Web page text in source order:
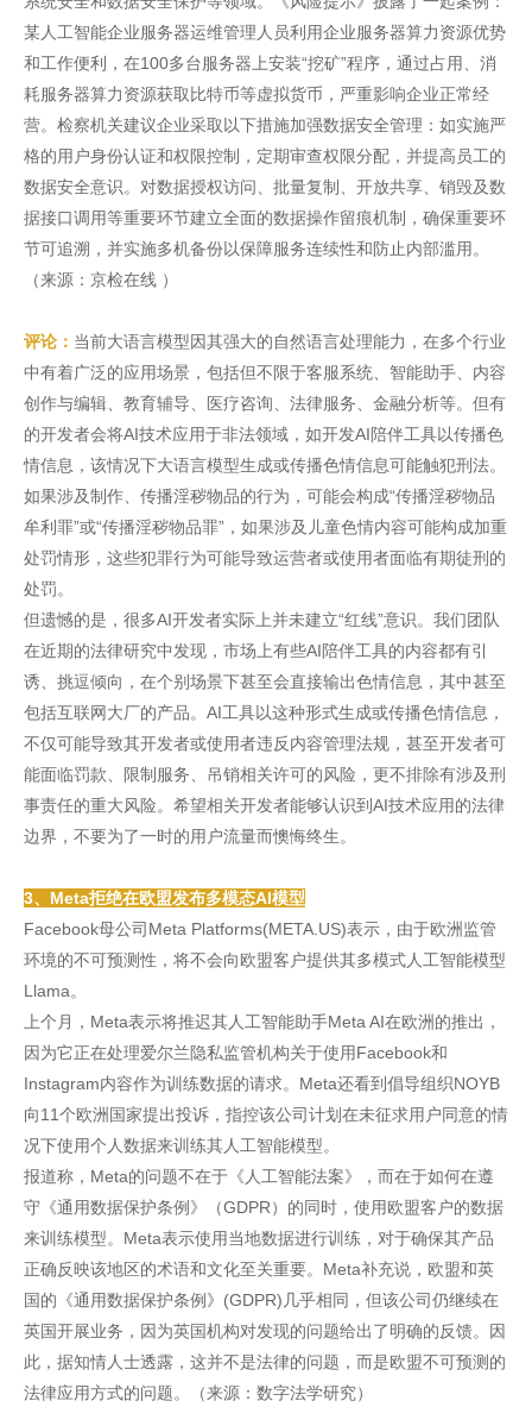
某人工智能企业服务器运维管理人员利用企业服务器算力资源优势
和工作便利，在100多台服务器上安装“挖矿”程序，通过占用、消
耗服务器算力资源获取比特币等虚拟货币，严重影响企业正常经
营。检察机关建议企业采取以下措施加强数据安全管理：如实施严
格的用户身份认证和权限控制，定期审查权限分配，并提高员工的
数据安全意识。对数据授权访问、批量复制、开放共享、销毁及数
据接口调用等重要环节建立全面的数据操作留痕机制，确保重要环
节可追溯，并实施多机备份以保障服务连续性和防止内部滥用。
（来源：京检在线 ）
评论： 当前大语言模型因其强大的自然语言处理能力，在多个行业
中有着广泛的应用场景，包括但不限于客服系统、智能助手、内容
创作与编辑、教育辅导、医疗咨询、法律服务、金融分析等。但有
的开发者会将AI技术应用于非法领域，如开发AI陪伴工具以传播色
情信息，该情况下大语言模型生成或传播色情信息可能触犯刑法。
如果涉及制作、传播淫秽物品的行为，可能会构成“传播淫秽物品
牟利罪”或“传播淫秽物品罪”，如果涉及儿童色情内容可能构成加重
处罚情形，这些犯罪行为可能导致运营者或使用者面临有期徒刑的
处罚。
但遗憾的是，很多AI开发者实际上并未建立“红线”意识。我们团队
在近期的法律研究中发现，市场上有些AI陪伴工具的内容都有引
诱、挑逗倾向，在个别场景下甚至会直接输出色情信息，其中甚至
包括互联网大厂的产品。AI工具以这种形式生成或传播色情信息，
不仅可能导致其开发者或使用者违反内容管理法规，甚至开发者可
能面临罚款、限制服务、吊销相关许可的风险，更不排除有涉及刑
事责任的重大风险。希望相关开发者能够认识到AI技术应用的法律
边界，不要为了一时的用户流量而懊悔终生。
3、Meta拒绝在欧盟发布多模态AI模型
Facebook母公司Meta Platforms(META.US)表示，由于欧洲监管
环境的不可预测性，将不会向欧盟客户提供其多模式人工智能模型
Llama。
上个月，Meta表示将推迟其人工智能助手Meta AI在欧洲的推出，
因为它正在处理爱尔兰隐私监管机构关于使用Facebook和
Instagram内容作为训练数据的请求。Meta还看到倡导组织NOYB
向11个欧洲国家提出投诉，指控该公司计划在未征求用户同意的情
况下使用个人数据来训练其人工智能模型。
报道称，Meta的问题不在于《人工智能法案》，而在于如何在遵
守《通用数据保护条例》（GDPR）的同时，使用欧盟客户的数据
来训练模型。Meta表示使用当地数据进行训练，对于确保其产品
正确反映该地区的术语和文化至关重要。Meta补充说，欧盟和英
国的《通用数据保护条例》(GDPR)几乎相同，但该公司仍继续在
英国开展业务，因为英国机构对发现的问题给出了明确的反馈。因
此，据知情人士透露，这并不是法律的问题，而是欧盟不可预测的
法律应用方式的问题。（来源：数字法学研究）